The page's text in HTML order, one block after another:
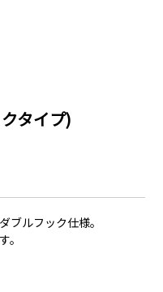
イプ)
ブルフック仕様。
。